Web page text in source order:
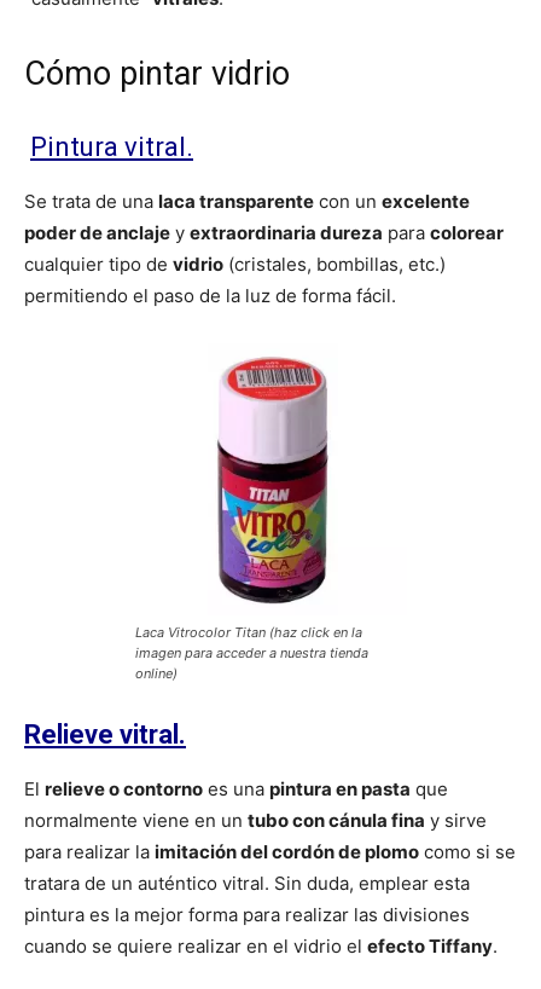
Cómo pintar vidrio
Pintura vitral.
Se trata de una laca transparente con un excelente
poder de anclaje y extraordinaria dureza para colorear
cualquier tipo de vidrio (cristales, bombillas, etc.)
permitiendo el paso de la luz de forma fácil.
Laca Vitrocolor Titan (haz click en la
imagen para acceder a nuestra tienda
online)
Relieve vitral.
El relieve o contorno es una pintura en pasta que
normalmente viene en un tubo con cánula fina y sirve
para realizar la imitación del cordón de plomo como si se
tratara de un auténtico vitral. Sin duda, emplear esta
pintura es la mejor forma para realizar las divisiones
cuando se quiere realizar en el vidrio el efecto Tiffany.